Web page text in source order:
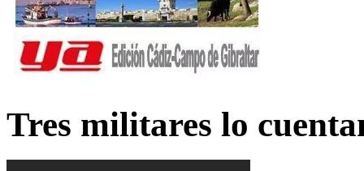
Tres militares lo